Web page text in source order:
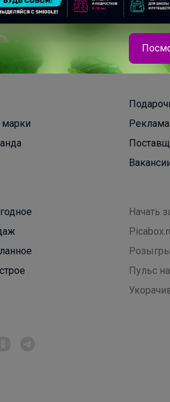
Реклама
Начать
Пульс
Эмилия!
пластиковая обложка
вид тетради с
дня учебного года